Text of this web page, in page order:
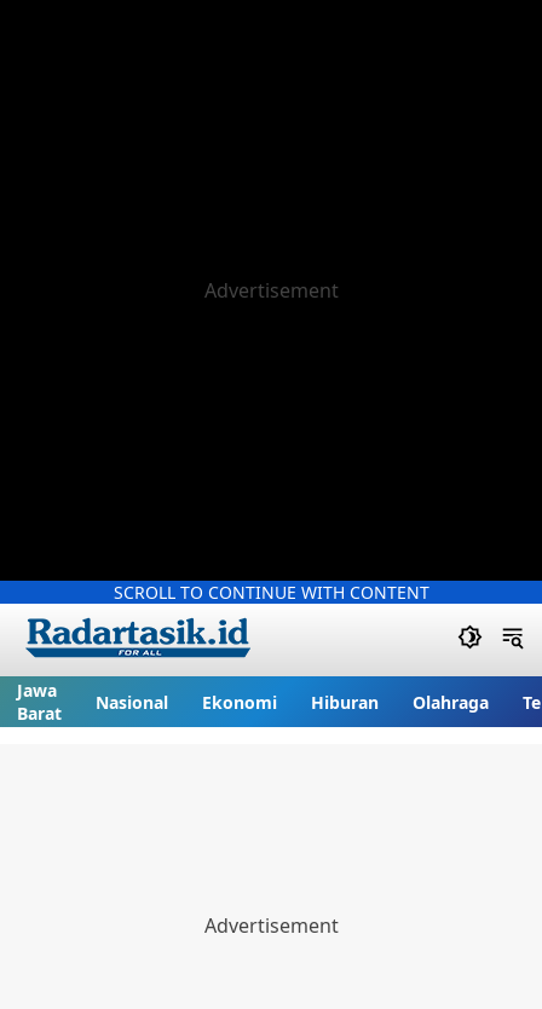
SCROLL TO CONTINUE WITH CONTENT
Jawa
Barat
Nasional Ekonomi Hiburan Olahraga